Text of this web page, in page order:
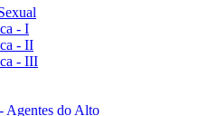
- I
- II
- III
Agentes do Alto